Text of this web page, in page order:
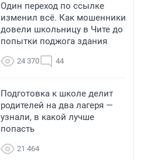
Один переход по ссылке
изменил всё. Как мошенники
довели школьницу в Чите до
попытки поджога здания
24 370 44
Подготовка к школе делит
родителей на два лагеря —
узнали, в какой лучше
попасть
21 464